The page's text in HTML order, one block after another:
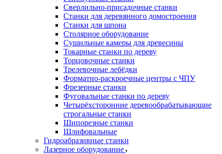
Сверлильно-присадочные станки
Станки для деревянного домостроения
Станки для шпона
Столярное оборудование
Сушильные камеры для древесины
Токарные станки по дереву
Торцовочные станки
Трелевочные лебёдки
Форматно-раскроечные центры с ЧПУ
Фрезерные станки
Фуговальные станки по дереву
Четырёхсторонние деревообрабатывающие
строгальные станки
Шипорезные станки
Шлифовальные
Гидроабразивные станки
Лазерное оборудование